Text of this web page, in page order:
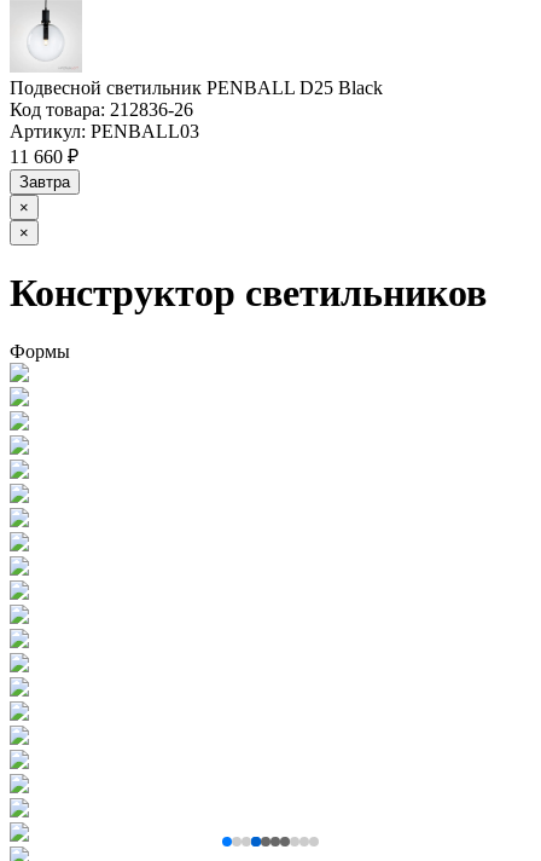
Подвесной светильник PENBALL D25 Black
Код товара: 212836-26
Артикул: PENBALL03
11 660 ₽
Завтра
×
×
Конструктор светильников
Формы